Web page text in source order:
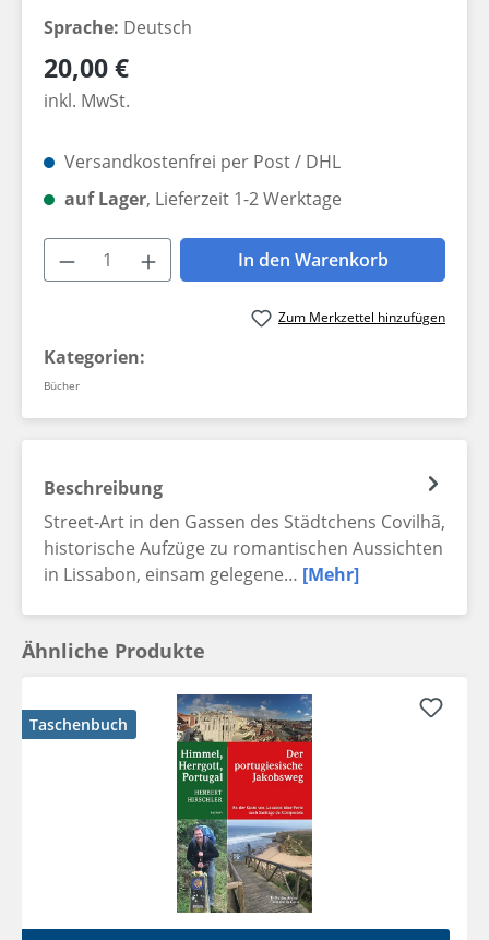
Sprache: Deutsch
Regulärer Preis:
20,00 €
inkl. MwSt.
Versandkostenfrei per Post / DHL
auf Lager, Lieferzeit 1-2 Werktage
Produkt Anzahl: Gib den
In den Warenkorb
Zum Merkzettel hinzufügen
Kategorien:
Bücher
Beschreibung
Street-Art in den Gassen des Städtchens Covilhã,
historische Aufzüge zu romantischen Aussichten
in Lissabon, einsam gelegene… [Mehr]
Ähnliche Produkte
Taschenbuch